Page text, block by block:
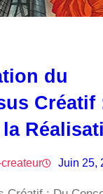
du
Créatif
la
Juin 25,